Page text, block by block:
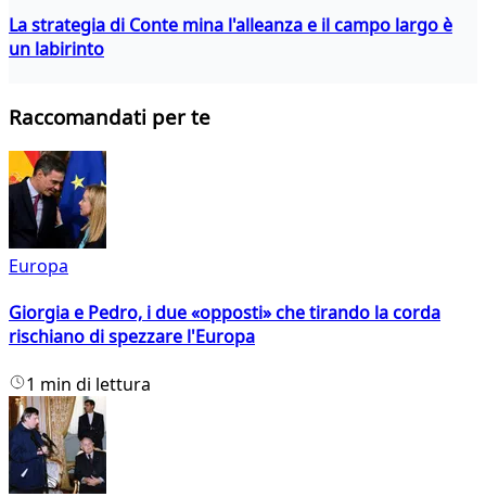
La strategia di Conte mina l'alleanza e il campo largo è
un labirinto
Raccomandati per te
Europa
Giorgia e Pedro, i due «opposti» che tirando la corda
rischiano di spezzare l'Europa
1 min di lettura